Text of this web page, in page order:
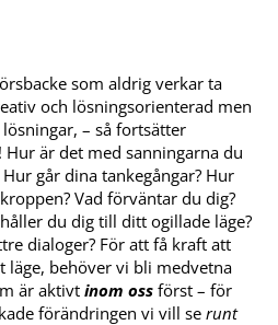
som aldrig verkar ta
och lösningsorienterad men
– så fortsätter
är det med sanningarna du
går dina tankegångar? Hur
Vad förväntar du dig?
du dig till ditt ogillade läge?
dialoger? För att få kraft att
läge, behöver vi bli medvetna
är aktivtinom oss först – för
förändringen vi vill se runt